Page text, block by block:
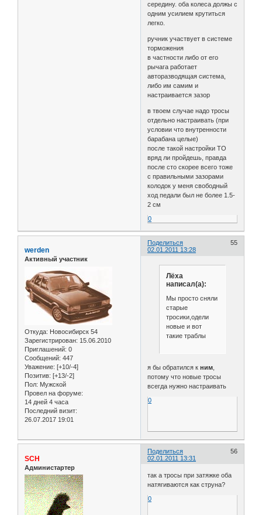
середину. оба колеса должы с
одним усилием крутиться
легко.
ручник участвует в системе
торможения
в частности либо от его
рычага работает
авторазводящая система,
либо им самим и
настраивается зазор
в твоем случае надо тросы
отдельно настраивать (при
условии что внутренности
барабана целые)
после такой настройки ТО
вряд ли пройдешь, правда
после сто скорее всего тоже
с правильными зазорами
колодок у меня свободный
ход педали был не более 1.5-
2 см
0
Поделиться
55
02.01.2011 13:28
werden
Активный участник
Откуда: Новосибирск 54
Зарегистрирован: 15.06.2010
Приглашений: 0
Сообщений: 447
Уважение: [+10/-4]
Позитив: [+13/-2]
Пол: Мужской
Провел на форуме:
14 дней 4 часа
Последний визит:
26.07.2017 19:01
Лёха
написал(а):
Мы просто сняли
старые
тросики,одели
новые и вот
такие траблы
я бы обратился кним
потому что новые тросы
всегда нужно настраивать
0
Поделиться
56
02.01.2011 13:31
SCH
Администартер
так а тросы при затяжке оба
натягиваются как струна?
0